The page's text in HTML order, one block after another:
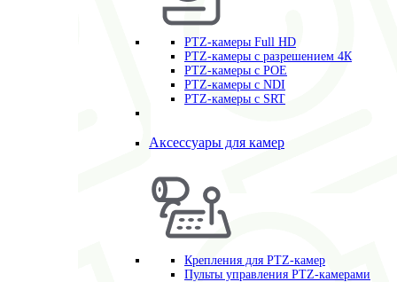
PTZ-камеры Full HD
PTZ-камеры с разрешением 4К
PTZ-камеры с POE
PTZ-камеры c NDI
PTZ-камеры с SRT
Аксессуары для камер
Крепления для PTZ-камер
Пульты управления PTZ-камерами